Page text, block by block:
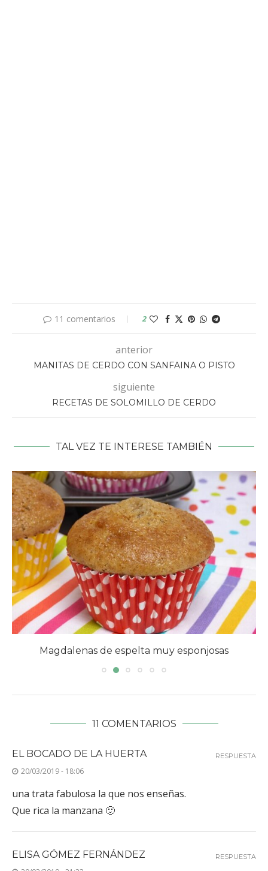
11 comentarios 2
anterior
MANITAS DE CERDO CON SANFAINA O PISTO
siguiente
RECETAS DE SOLOMILLO DE CERDO
TAL VEZ TE INTERESE TAMBIÉN
Magdalenas de espelta muy esponjosas
11 COMENTARIOS
EL BOCADO DE LA HUERTA
20/03/2019 - 18:06
una trata fabulosa la que nos enseñas.
Que rica la manzana 🙂
RESPUESTA
ELISA GÓMEZ FERNÁNDEZ RESPUESTA